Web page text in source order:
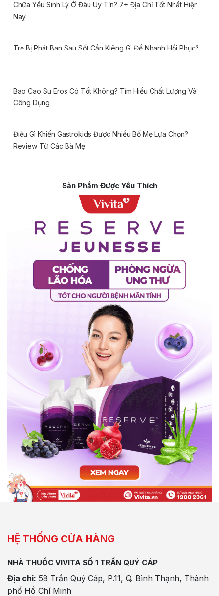
Chữa Yếu Sinh Lý Ở Đâu Uy Tín? 7+ Địa Chỉ Tốt Nhất Hiện
Nay
Trẻ Bị Phát Ban Sau Sốt Cần Kiêng Gì Để Nhanh Hồi Phục?
Bao Cao Su Eros Có Tốt Không? Tìm Hiểu Chất Lượng Và
Công Dụng
Điều Gì Khiến Gastrokids Được Nhiều Bố Mẹ Lựa Chọn?
Review Từ Các Bà Mẹ
Sản Phẩm Được Yêu Thích
HỆ THỐNG CỬA HÀNG
NHÀ THUỐC VIVITA SỐ 1 TRẦN QUÝ CÁP
Địa chỉ: 58 Trần Quý Cáp, P.11, Q. Bình Thạnh, Thành
phố Hồ Chí Minh